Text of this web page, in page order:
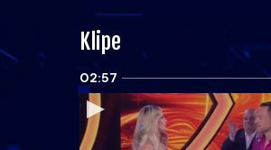
Klipe
02:57